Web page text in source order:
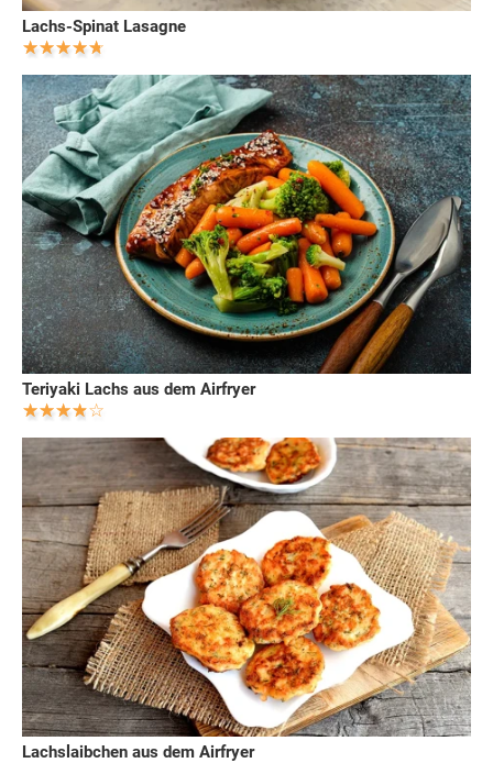
Lachs-Spinat Lasagne
Teriyaki Lachs aus dem Airfryer
Lachslaibchen aus dem Airfryer